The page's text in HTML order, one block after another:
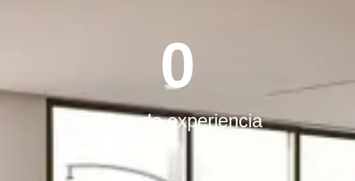
Años de experiencia
0